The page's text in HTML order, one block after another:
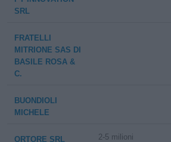
SRL
FRATELLI
MITRIONE SAS DI
BASILE ROSA &
C.
BUONDIOLI
MICHELE
ORTORE SRL 2-5 milioni